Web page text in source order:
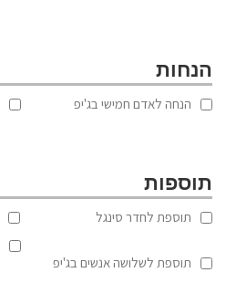
הנחות
הנחה לאדם חמישי בג'יפ
תוספות
תוספת לחדר סינגל
תוספת לשלושה אנשים בג'יפ